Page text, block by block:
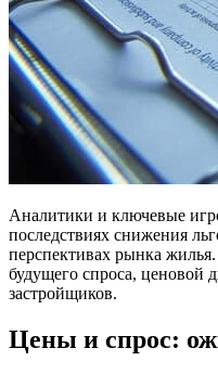
Аналитики и ключевые
последствиях снижения
перспективах рынка
будущего спроса, ценовой
застройщиков.
Цены и спрос: